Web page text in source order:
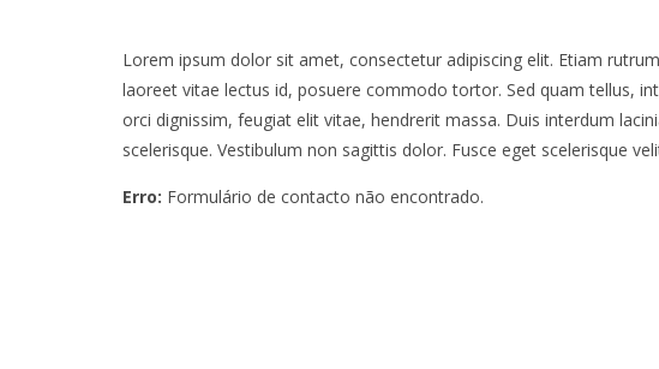
Lorem ipsum dolor sit amet, consectetur adipiscing elit. Etiam
laoreet vitae lectus id, posuere commodo tortor. Sed quam tellus,
orci dignissim, feugiat elit vitae, hendrerit massa. Duis interdum
scelerisque. Vestibulum non sagittis dolor. Fusce eget scelerisque
Erro: Formulário de contacto não encontrado.